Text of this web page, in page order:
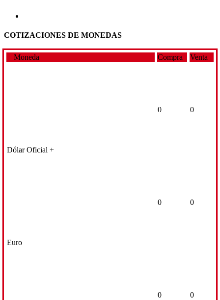
COTIZACIONES DE MONEDAS
Moneda Compra Venta
Dólar Oficial +
0 0
Euro
0 0
0 0